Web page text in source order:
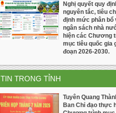
Nghị quyết quy
nguyên tắc, tiêu
định mức phân bổ
ngân sách nhà
hiện các Chương
mục tiêu quốc gia
đoạn 2026-2030.
TIN TRONG TỈNH
Tuyên Quang
Ban Chỉ đạo thực